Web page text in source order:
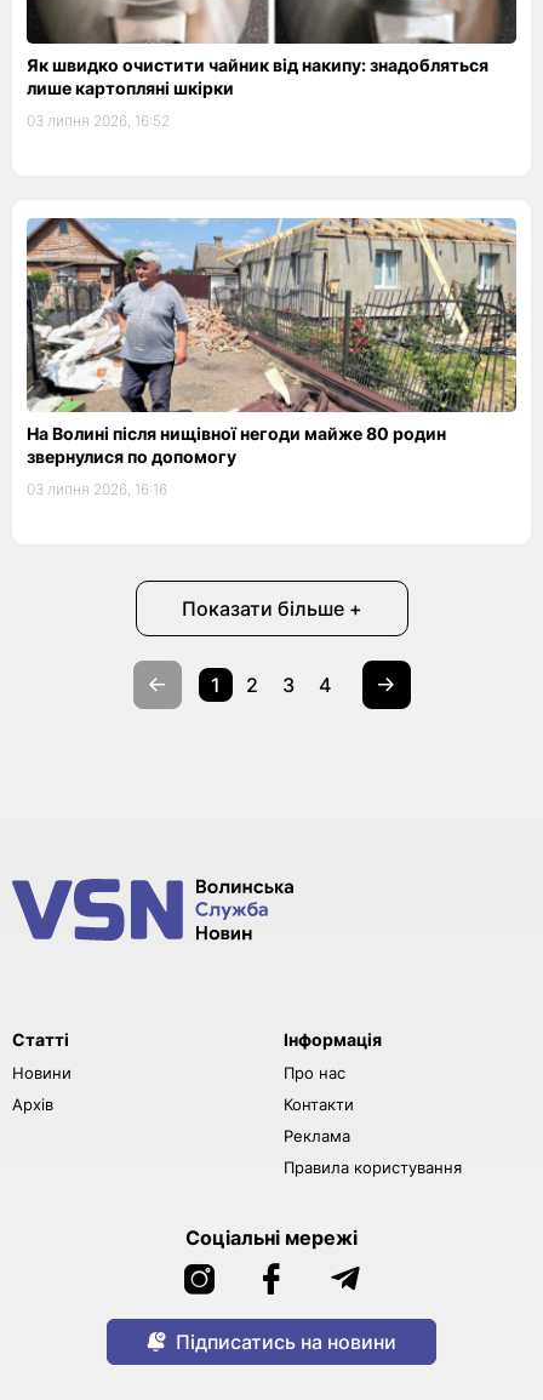
Як швидко очистити чайник від накипу: знадобляться
лише картопляні шкірки
03 липня 2026, 16:52
На Волині після нищівної негоди майже 80 родин
звернулися по допомогу
03 липня 2026, 16:16
Показати більше +
1 2 3 4
Статті
Новини
Архів
Інформація
Про нас
Контакти
Реклама
Правила користування
Соціальні мережі
Підписатись на новини